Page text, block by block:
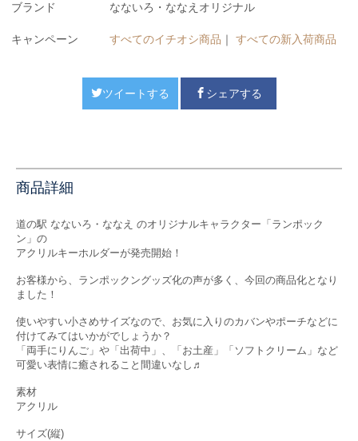
ブランド なないろ・ななえオリジナル
キャンペーン すべてのイチオシ商品 ｜ すべての新入荷商品
ツイートする シェアする
商品詳細
道の駅 なないろ・ななえ のオリジナルキャラクター「ランポック
ン」の
アクリルキーホルダーが発売開始！
お客様から、ランポックングッズ化の声が多く、今回の商品化となり
ました！
使いやすい小さめサイズなので、お気に入りのカバンやポーチなどに
付けてみてはいかがでしょうか？
「両手にりんご」や「出荷中」、「お土産」「ソフトクリーム」など
可愛い表情に癒されること間違いなし♬
素材
アクリル
サイズ(縦)